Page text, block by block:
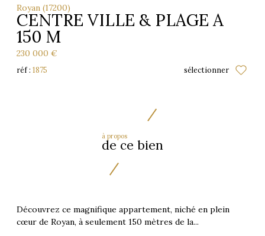
à propos
de ce bien
Découvrez ce magnifique appartement, niché en plein
cœur de Royan, à seulement 150 mètres de la...
Royan (17200)
CENTRE VILLE & PLAGE A
150 M
230 000 €
réf : 1875 sélectionner